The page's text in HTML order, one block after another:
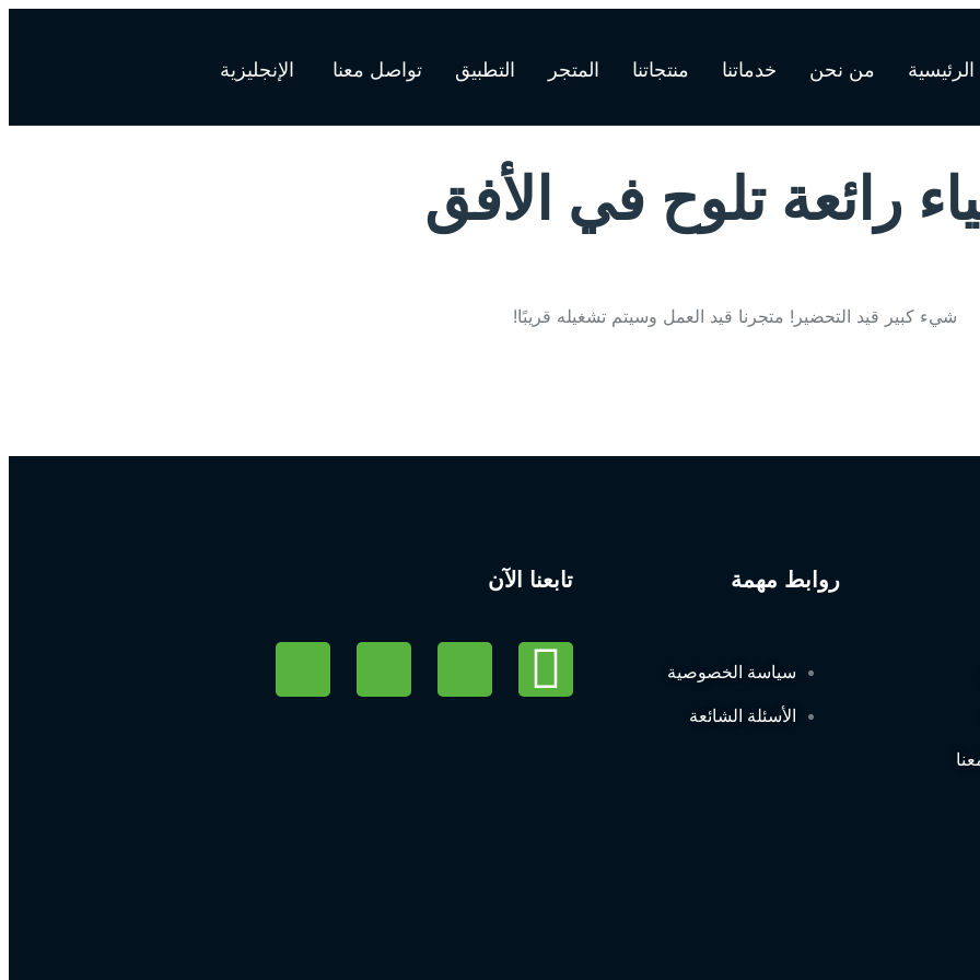
الرئيسية من نحن خدماتنا منتجاتنا المتجر التطبيق تواصل معنا الإنجليزية
رائعة تلوح في الأفق
شيء كبير قيد التحضير! متجرنا قيد العمل وسيتم تشغيله قريبًا!
روابط مهمة
سياسة الخصوصية
الأسئلة الشائعة
تابعنا الآن